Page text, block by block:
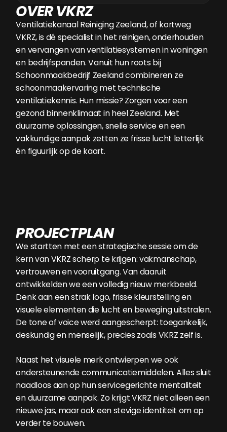
OVER VKRZ
Ventilatiekanaal Reiniging Zeeland, of kortweg
VKRZ, is dé specialist in het reinigen, onderhouden
en vervangen van ventilatiesystemen in woningen
en bedrijfspanden. Vanuit hun roots bij
Schoonmaakbedrijf Zeeland combineren ze
schoonmaakervaring met technische
ventilatiekennis. Hun missie? Zorgen voor een
gezond binnenklimaat in heel Zeeland. Met
duurzame oplossingen, snelle service en een
vakkundige aanpak zetten ze frisse lucht letterlijk
én figuurlijk op de kaart.
PROJECTPLAN
We startten met een strategische sessie om de
kern van VKRZ scherp te krijgen: vakmanschap,
vertrouwen en vooruitgang. Van daaruit
ontwikkelden we een volledig nieuw merkbeeld.
Denk aan een strak logo, frisse kleurstelling en
visuele elementen die lucht en beweging uitstralen.
De tone of voice werd aangescherpt: toegankelijk,
deskundig en menselijk, precies zoals VKRZ zelf is.
Naast het visuele merk ontwierpen we ook
ondersteunende communicatiemiddelen. Alles sluit
naadloos aan op hun servicegerichte mentaliteit
en duurzame aanpak. Zo krijgt VKRZ niet alleen een
nieuwe jas, maar ook een stevige identiteit om op
verder te bouwen.